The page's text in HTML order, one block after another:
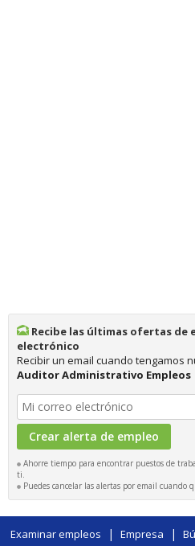
Recibe las últimas ofertas de
electrónico
Recibir un email cuando tengamos
Auditor Administrativo Empleos
Ahorre tiempo para encontrar puestos de
ti.
Puedes cancelar las alertas por email cuando
Examinar empleos | Empresa |